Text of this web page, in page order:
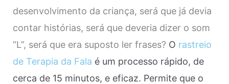
desenvolvimento da criança, será que já devia
contar histórias, será que deveria dizer o som
“L”, será que era suposto ler frases? O rastreio
de Terapia da Fala é um processo rápido, de
cerca de 15 minutos, e eficaz. Permite que o